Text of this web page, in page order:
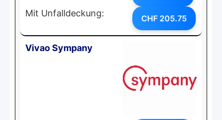
Mit Unfalldeckung: CHF 205.75
Vivao Sympany